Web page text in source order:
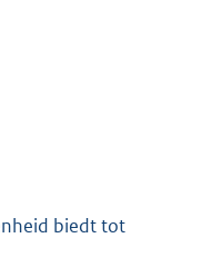
biedt tot